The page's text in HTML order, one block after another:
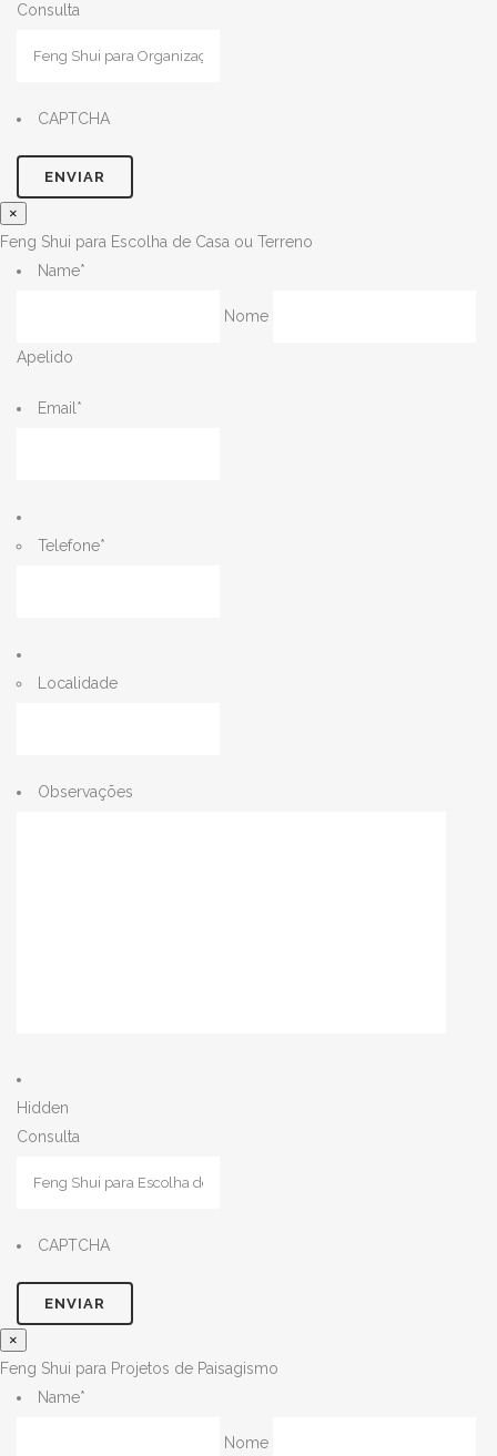
Consulta
CAPTCHA
×
Feng Shui para Escolha de Casa ou Terreno
Name*
Nome
Apelido
Email *
Telefone*
Localidade
Observações
Hidden
Consulta
CAPTCHA
×
Feng Shui para Projetos de Paisagismo
Name*
Nome